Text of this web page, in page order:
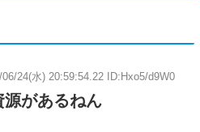
06/24(水) 20:59:54.22 ID:Hxo5/d9W0
源があるねん